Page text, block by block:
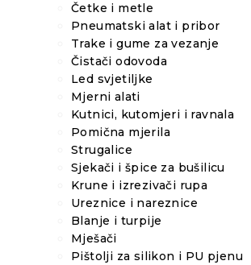
Četke i metle
Pneumatski alat i pribor
Trake i gume za vezanje
Čistači odovoda
Led svjetiljke
Mjerni alati
Kutnici, kutomjeri i ravnala
Pomična mjerila
Strugalice
Sjekači i špice za bušilicu
Krune i izrezivači rupa
Ureznice i nareznice
Blanje i turpije
Mješači
Pištolji za silikon i PU pjenu